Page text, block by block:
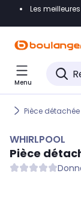
Accéder
Accéder
Accéder
Les
Menu
Pièce détachée
WHIRLPOOL
Pièce